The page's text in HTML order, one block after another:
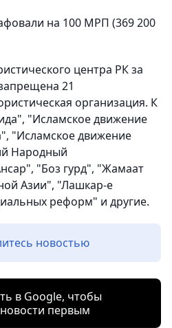
на 100 МРП (369 200
центра РК за
21
организация. К
"Исламское движение
"Исламское движение
Народный
"Боз гурд", "Жамаат
Азии", "Лашкар-е
реформ" и другие.
новостью
в Google, чтобы
первым